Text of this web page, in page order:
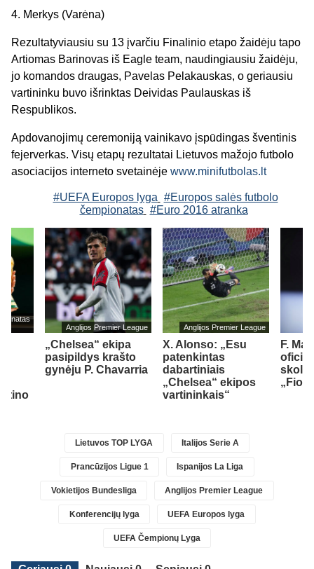
4. Merkys (Varėna)
Rezultatyviausiu su 13 įvarčiu Finalinio etapo žaidėju tapo
Artiomas Barinovas iš Eagle team, naudingiausiu žaidėju,
jo komandos draugas, Pavelas Pelakauskas, o geriausiu
vartininku buvo išrinktas Deividas Paulauskas iš
Respublikos.
Apdovanojimų ceremoniją vainikavo įspūdingas šventinis
fejerverkas. Visų etapų rezultatai Lietuvos mažojo futbolo
asociacijos interneto svetainėje www.minifutbolas.lt
#UEFA Europos lyga #Europos salės futbolo
čempionatas #Euro 2016 atranka
Anglijos Premier League
„Chelsea“ ekipa
pasipildys krašto
gynėju P. Chavarria
Anglijos Premier League
X. Alonso: „Esu
patenkintas
dabartiniais
„Chelsea“ ekipos
vartininkais“
F.
Lietuvos TOP LYGA Italijos Serie A
Prancūzijos Ligue 1 Ispanijos La Liga
Vokietijos Bundesliga Anglijos Premier League
Konferencijų lyga UEFA Europos lyga
UEFA Čempionų Lyga